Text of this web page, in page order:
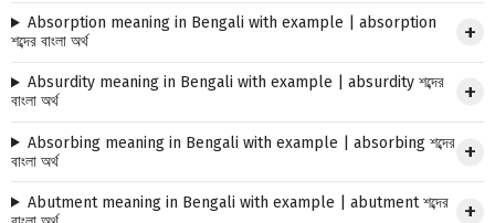
Absorption meaning in Bengali with example | absorption
শব্দের বাংলা অর্থ
Absurdity meaning in Bengali with example | absurdity শব্দের
বাংলা অর্থ
Absorbing meaning in Bengali with example | absorbing শব্দের
বাংলা অর্থ
Abutment meaning in Bengali with example | abutment শব্দের